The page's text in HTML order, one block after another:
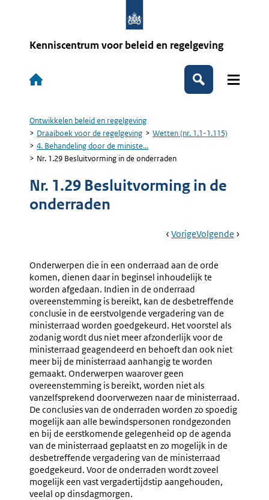
Kenniscentrum voor beleid en regelgeving
Hoofdnavigatie
Zoeken
Kruimelpad
Ontwikkelen beleid en regelgeving
Draaiboek voor de regelgeving
Wetten (nr. 1.1-1.115)
4. Behandeling door de ministe...
Nr. 1.29 Besluitvorming in de onderraden
Nr. 1.29 Besluitvorming in de
onderraden
Book
Ga
VorigePagina:
Aanhangigmaking
Bij
Ministerraad
Of
Rijksministerraad
Ga
Volgende Pagina:
Onderwerpen die in een onderraad aan de orde
komen, dienen daar in beginsel inhoudelijk te
worden afgedaan. Indien in de onderraad
overeenstemming is bereikt, kan de desbetreffende
conclusie in de eerstvolgende vergadering van de
ministerraad worden goedgekeurd. Het voorstel als
zodanig wordt dus niet meer afzonderlijk voor de
ministerraad geagendeerd en behoeft dan ook niet
meer bij de ministerraad aanhangig te worden
gemaakt. Onderwerpen waarover geen
overeenstemming is bereikt, worden niet als
vanzelfsprekend doorverwezen naar de ministerraad.
De conclusies van de onderraden worden zo spoedig
mogelijk aan alle bewindspersonen rondgezonden
en bij de eerstkomende gelegenheid op de agenda
van de ministerraad geplaatst en zo mogelijk in de
desbetreffende vergadering van de ministerraad
goedgekeurd. Voor de onderraden wordt zoveel
mogelijk een vast vergadertijdstip aangehouden,
veelal op dinsdagmorgen.